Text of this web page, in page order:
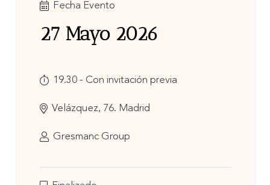
Fecha Evento
27 Mayo 2026
19.30 - Con invitación previa
Velázquez, 76. Madrid
Gresmanc Group